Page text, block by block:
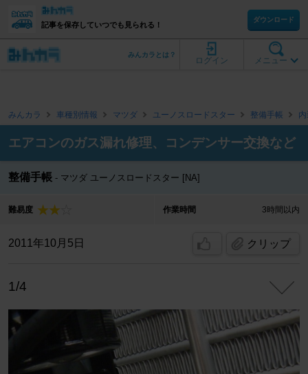
記事を保存していつでも見られる！
ダウンロード
メニュー
ログイン
みんカラとは？
みんカラ 車種別情報 マツダ ユーノスロードスター 整備手帳
エアコンのガス漏れ修理、コンデンサー交換など
整備手帳 マツダ ユーノスロードスター [NA]
難易度 作業時間 3時間以内
2011年10月5日 クリップ
1/4